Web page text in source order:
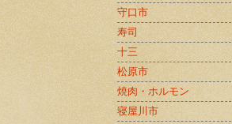
守口市
寿司
十三
松原市
焼肉・ホルモン
寝屋川市